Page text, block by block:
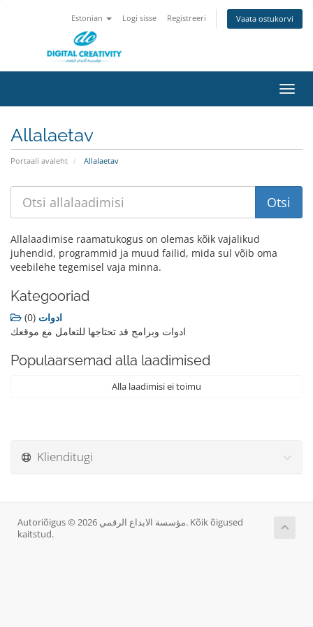
Estonian Logi sisse Registreeri Vaata ostukorvi
Allalaetav
Portaali avaleht Allalaetav
Allalaadimise raamatukogus on olemas kõik vajalikud
juhendid, programmid ja muud failid, mida sul võib oma
veebilehe tegemisel vaja minna.
Kategooriad
ادوات (0)
ادوات وبرامج قد تحتاجها للتعامل مع موقعك
Populaarsemad alla laadimised
Alla laadimisi ei toimu
Klienditugi
Autoriõigus © 2026 مؤسسة الابداع الرقمي. Kõik õigused
kaitstud.